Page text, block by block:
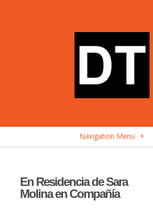
Navigation Menu +
En Residencia de Sara
Molina en Compañía